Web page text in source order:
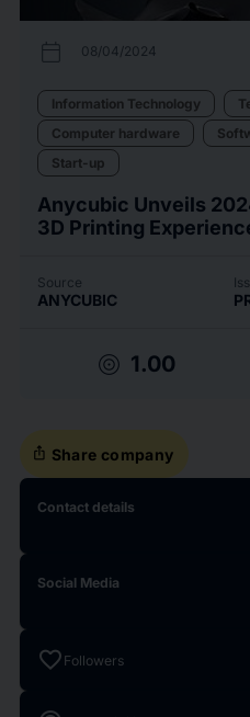
calendar_today 08/04/2024
Information Technology
Computer hardware
Start-up
Anycubic Unveils
3D Printing
Source
ANYCUBIC
target 1.00
ios_share Share company
Contact details
Social Media
favorite Followers